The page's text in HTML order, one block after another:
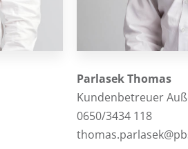
Parlasek Thomas
Kundenbetreuer
0650/3434 118